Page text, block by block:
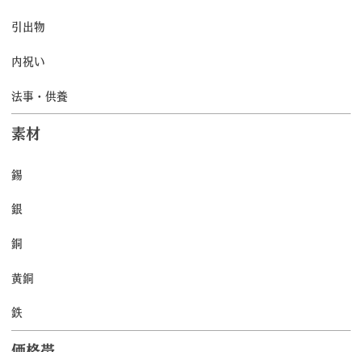
引出物
内祝い
法事・供養
素材
錫
銀
銅
黄銅
鉄